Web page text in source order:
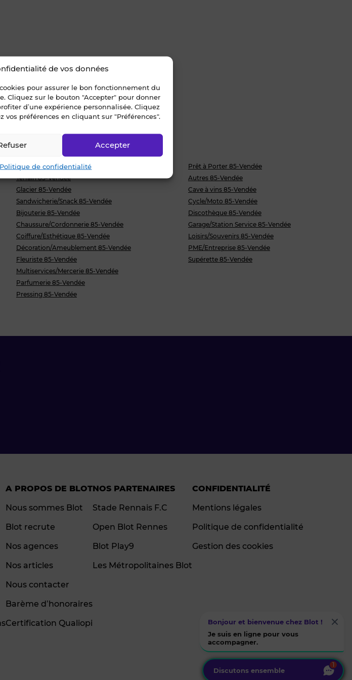
de vos données
pour assurer le bon fonctionnement du
Cliquez sur le bouton "Accepter" pour donner
d’une expérience personnalisée. Cliquez
vos préférences en cliquant sur "Préférences".
Accepter
Politique de confidentialité
Murs commerciaux 85-Vendée
Terrain 85-Vendée
Glacier 85-Vendée
Sandwicherie/Snack 85-Vendée
Bijouterie 85-Vendée
Chaussure/Cordonnerie 85-Vendée
Coiffure/Esthétique 85-Vendée
Décoration/Ameublement 85-Vendée
Fleuriste 85-Vendée
Multiservices/Mercerie 85-Vendée
Parfumerie 85-Vendée
Pressing 85-Vendée
Prêt à Porter 85-Vendée
Autres 85-Vendée
Cave à vins 85-Vendée
Cycle/Moto 85-Vendée
Discothèque 85-Vendée
Garage/Station Service 85-Vendée
Loisirs/Souvenirs 85-Vendée
PME/Entreprise 85-Vendée
Supérette 85-Vendée
A PROPOS DE BLOT
Nous sommes Blot
Blot recrute
Nos agences
Nos articles
Nous contacter
Barème d’honoraires
Certification Qualiopi
NOS PARTENAIRES
Stade Rennais F.C
Open Blot Rennes
Blot Play9
Les Métropolitaines Blot
CONFIDENTIALITÉ
Mentions légales
Politique de confidentialité
Gestion des cookies
Discutons ensemble
1
Bonjour et bienvenue chez Blot !
Je suis en ligne pour vous
accompagner.